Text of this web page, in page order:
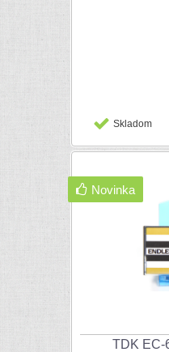
Skladom
TDK EC-
Novinka